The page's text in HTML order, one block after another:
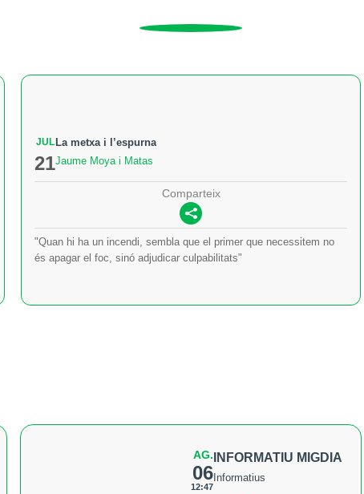
JUL
21
La metxa i l’espurna
Jaume Moya i Matas
Comparteix
"Quan hi ha un incendi, sembla que el primer que necessitem no
és apagar el foc, sinó adjudicar culpabilitats"
AG.
06
12:47
INFORMATIU MIGDIA
Informatius